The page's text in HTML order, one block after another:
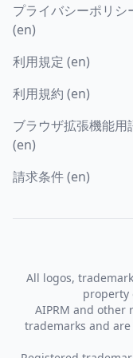
プライバシーポリシ
(en)
利用規定 (en)
利用規約 (en)
ブラウザ拡張機能用
(en)
請求条件 (en)
All logos,
property
AIPRM and other
trademarks and